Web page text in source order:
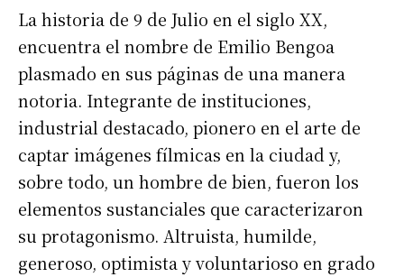
La historia de 9 de Julio en el siglo XX,
encuentra el nombre de Emilio Bengoa
plasmado en sus páginas de una manera
notoria. Integrante de instituciones,
industrial destacado, pionero en el arte de
captar imágenes fílmicas en la ciudad y,
sobre todo, un hombre de bien, fueron los
elementos sustanciales que caracterizaron
su protagonismo. Altruista, humilde,
generoso, optimista y voluntarioso en grado